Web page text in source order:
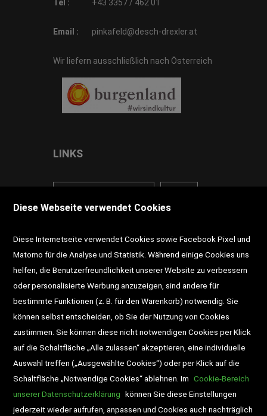
Tel : +43 3357 / 462 01
Email : pinkafeld@desch-drexler.at
Wir liefern ausschließlich nach Österreich
LINKS
Newsletter Schultaschen
Veranstaltungen
Diese Webseite verwendet Cookies
Diese Internetseite verwendet Cookies sowie Facebook Pixel und
Matomo für die Analyse und Statistik. Während einige Cookies uns
helfen, die Benutzerfreundlichkeit unserer Website zu verbessern
oder personalisierte Werbung anzuzeigen, sind andere für
bestimmte Funktionen (z. B. für den Warenkorb) notwendig. Sie
können selbst entscheiden, ob Sie der Nutzung von Cookies
zustimmen. Sie können diese nicht notwendigen Cookies per Klick
auf die Schaltfläche „Alle zulassen“ akzeptieren, eine individuelle
Auswahl treffen („Ausgewählte Cookies“) oder per Klick auf die
Schaltfläche „Notwendige Cookies“ ablehnen. Im Cookie-Bereich
unserer Datenschutzerklärung können Sie diese Einstellungen
jederzeit wieder aufrufen, anpassen und Cookies auch nachträglich